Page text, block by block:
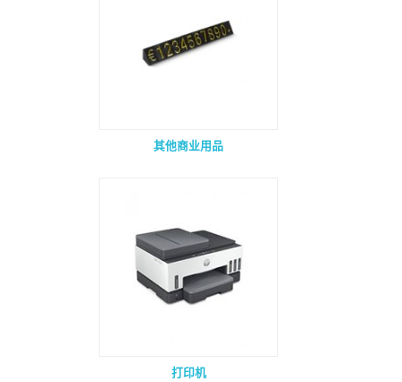
其他商业用品
打印机